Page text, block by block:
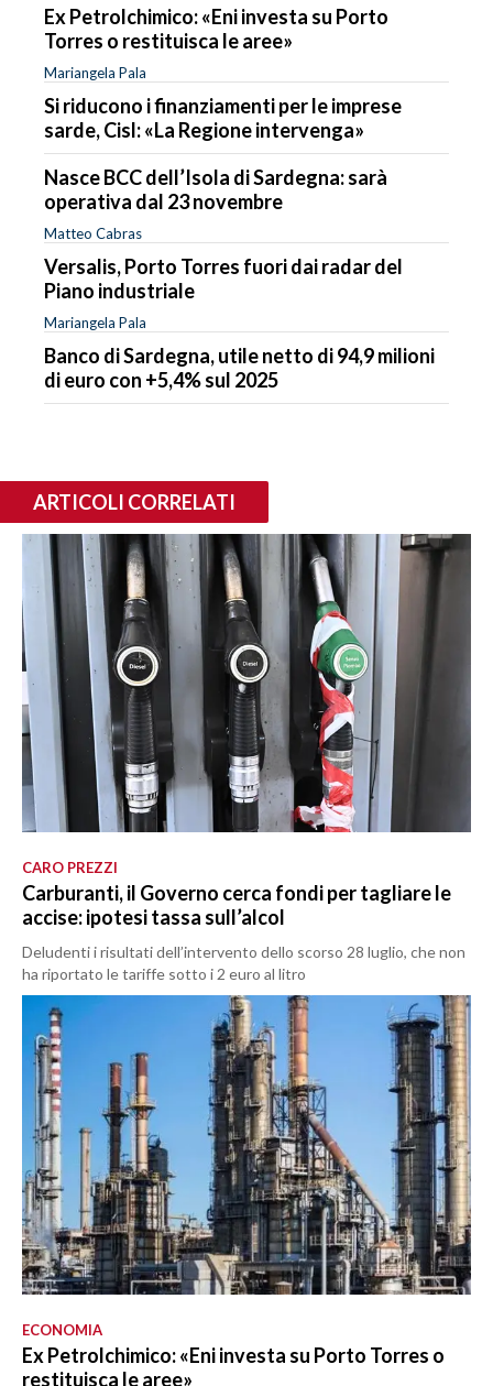
Ex Petrolchimico: «Eni investa su Porto
Torres o restituisca le aree»
Mariangela Pala
Si riducono i finanziamenti per le imprese
sarde, Cisl: «La Regione intervenga»
Nasce BCC dell’Isola di Sardegna: sarà
operativa dal 23 novembre
Matteo Cabras
Versalis, Porto Torres fuori dai radar del
Piano industriale
Mariangela Pala
Banco di Sardegna, utile netto di 94,9 milioni
di euro con +5,4% sul 2025
ARTICOLI CORRELATI
CARO PREZZI
Carburanti, il Governo cerca fondi per tagliare le
accise: ipotesi tassa sull’alcol
Deludenti i risultati dell’intervento dello scorso 28 luglio, che non
ha riportato le tariffe sotto i 2 euro al litro
ECONOMIA
Ex Petrolchimico: «Eni investa su Porto Torres o
restituisca le aree»